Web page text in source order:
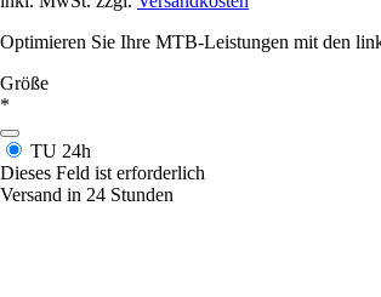
Optimieren Sie Ihre MTB-Leistungen mit den
Größe
*
TU 24h
Dieses Feld ist erforderlich
Versand in 24 Stunden